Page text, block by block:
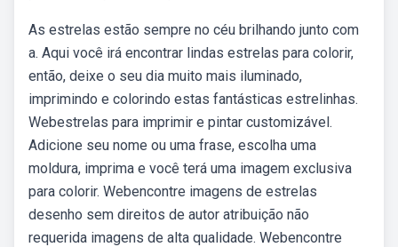
As estrelas estão sempre no céu brilhando junto com
a. Aqui você irá encontrar lindas estrelas para colorir,
então, deixe o seu dia muito mais iluminado,
imprimindo e colorindo estas fantásticas estrelinhas.
Webestrelas para imprimir e pintar customizável.
Adicione seu nome ou uma frase, escolha uma
moldura, imprima e você terá uma imagem exclusiva
para colorir. Webencontre imagens de estrelas
desenho sem direitos de autor atribuição não
requerida imagens de alta qualidade. Webencontre